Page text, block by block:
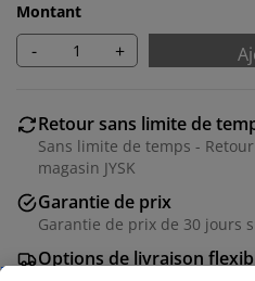
Montant
- +
Retour sans limite de
Sans limite de temps -
magasin JYSK
Garantie de prix
Garantie de prix de 30 jours
Options de livraison